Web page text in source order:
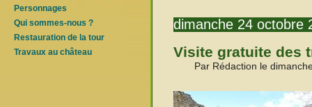
dimanche 24 octobre
Visite gratuite des
Par Rédaction le
Personnages
Qui sommes-nous ?
Restauration de la tour
Travaux au château